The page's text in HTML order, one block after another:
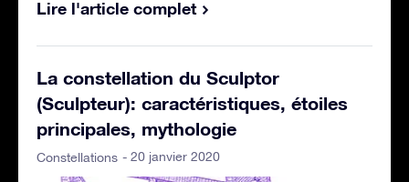
Lire l'article complet
La constellation du Sculptor
(Sculpteur): caractéristiques, étoiles
principales, mythologie
Constellations - 20 janvier 2020